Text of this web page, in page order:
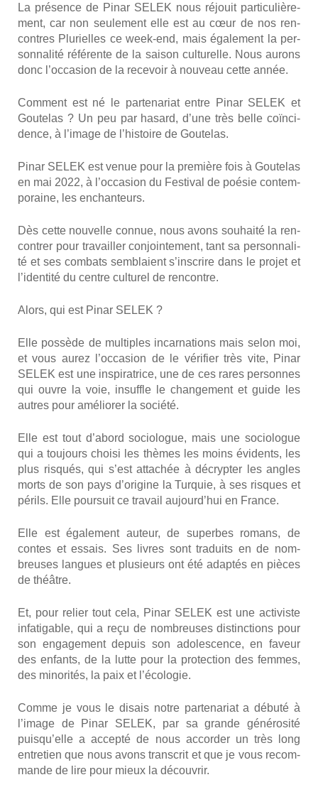
La pré­sence de Pinar SELEK nous réjouit par­ti­cu­liè­re­
ment, car non seule­ment elle est au cœur de nos ren­
contres Plu­rielles ce week-end, mais éga­le­ment la per­
son­na­li­té réfé­rente de la sai­son cultu­relle. Nous aurons
donc l’occasion de la rece­voir à nou­veau cette année.
Com­ment est né le par­te­na­riat entre Pinar SELEK et
Gou­te­las ? Un peu par hasard, d’une très belle coïn­ci­
dence, à l’image de l’histoire de Gou­te­las.
Pinar SELEK est venue pour la pre­mière fois à Gou­te­las
en mai 2022, à l’occasion du Fes­ti­val de poé­sie contem­
po­raine, les enchan­teurs.
Dès cette nou­velle connue, nous avons sou­hai­té la ren­
con­trer pour tra­vailler conjoin­te­ment, tant sa per­son­na­li­
té et ses com­bats sem­blaient s’inscrire dans le pro­jet et
l’identité du centre cultu­rel de ren­contre.
Alors, qui est Pinar SELEK ?
Elle pos­sède de mul­tiples incar­na­tions mais selon moi,
et vous aurez l’occasion de le véri­fier très vite, Pinar
SELEK est une ins­pi­ra­trice, une de ces rares per­sonnes
qui ouvre la voie, insuffle le chan­ge­ment et guide les
autres pour amé­lio­rer la socié­té.
Elle est tout d’abord socio­logue, mais une socio­logue
qui a tou­jours choi­si les thèmes les moins évi­dents, les
plus ris­qués, qui s’est atta­chée à décryp­ter les angles
morts de son pays d’origine la Tur­quie, à ses risques et
périls. Elle pour­suit ce tra­vail aujourd’hui en France.
Elle est éga­le­ment auteur, de superbes romans, de
contes et essais. Ses livres sont tra­duits en de nom­
breuses langues et plu­sieurs ont été adap­tés en pièces
de théâtre.
Et, pour relier tout cela, Pinar SELEK est une acti­viste
infa­ti­gable, qui a reçu de nom­breuses dis­tinc­tions pour
son enga­ge­ment depuis son ado­les­cence, en faveur
des enfants, de la lutte pour la pro­tec­tion des femmes,
des mino­ri­tés, la paix et l’écologie.
Comme je vous le disais notre par­te­na­riat a débu­té à
l’image de Pinar SELEK, par sa grande géné­ro­si­té
puisqu’elle a accep­té de nous accor­der un très long
entre­tien que nous avons trans­crit et que je vous recom­
mande de lire pour mieux la décou­vrir.